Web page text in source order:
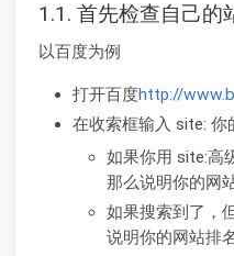
1.1. 首先检查自己的
以百度为例
打开百度http://
在收索框输入 site: 你
如果你用 site:高
那么说明你的网
如果搜索到了，
说明你的网站排